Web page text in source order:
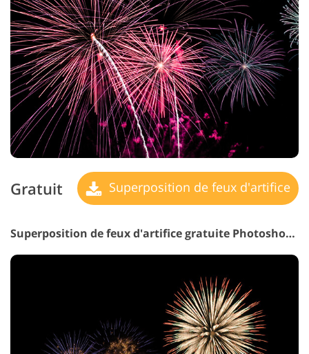
Gratuit Superposition de feux d'artifice
Superposition de feux d'artifice gratuite Photoshop #22 "Captivating View"